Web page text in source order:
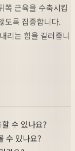
쪽 근육을 수축시킵
도록 집중합니다.
리는 힘을 길러줍니
수 있나요?
수 있나요?